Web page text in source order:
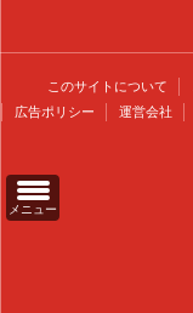
メニュー
このサイトについて
広告ポリシー
運営会社